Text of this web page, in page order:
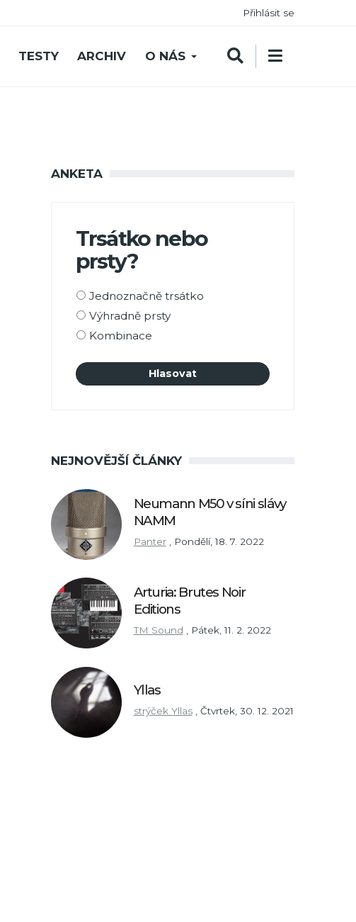
Přihlásit se
TESTY ARCHIV O NÁS
ANKETA
Trsátko nebo
prsty?
Možnosti
výběru
Jednoznačně trsátko
Výhradně prsty
Kombinace
NEJNOVĚJŠÍ ČLÁNKY
Neumann M50 v síni slávy
NAMM
Panter Pondělí, 18. 7. 2022
Arturia: Brutes Noir
Editions
TM Sound , Pátek, 11. 2. 2022
Yllas
strýček Yllas Čtvrtek, 30. 12. 2021